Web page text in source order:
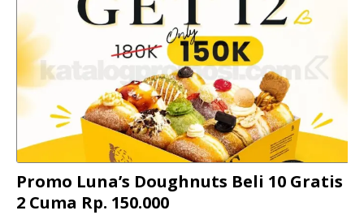
Promo Luna’s Doughnuts Beli 10 Gratis
2 Cuma Rp. 150.000